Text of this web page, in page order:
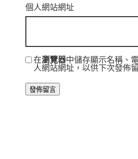
個人網站網址
在瀏覽器中儲存顯示名稱、
人網站網址，以供下次發佈